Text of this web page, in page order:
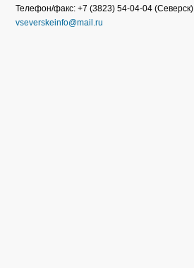
Телефон/факс: +7 (3823) 54-04-04 (Северск)
vseverskeinfo@mail.ru